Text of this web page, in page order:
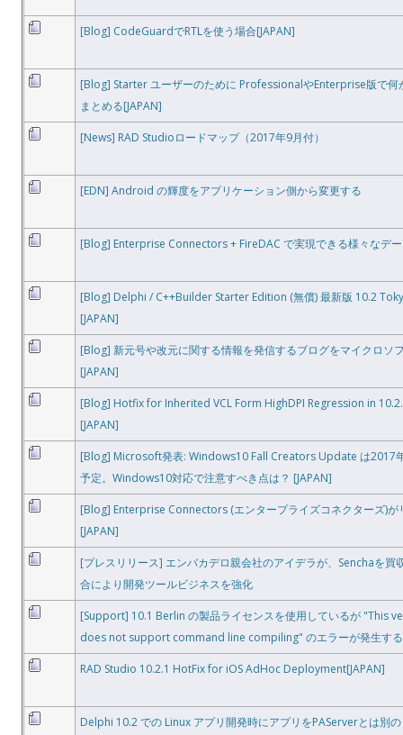
[Blog] CodeGuardでRTLを使う場合[JAPAN]
[Blog] Starter ユーザーのために ProfessionalやEnterprise版で何
まとめる[JAPAN]
[News] RAD Studioロードマップ（2017年9月付）
[EDN] Android の輝度をアプリケーション側から変更する
[Blog] Enterprise Connectors + FireDAC で実現できる様々なデー
[Blog] Delphi / C++Builder Starter Edition (無償) 最新版 10.2
[JAPAN]
[Blog] 新元号や改元に関する情報を発信するブログをマイクロソ
[JAPAN]
[Blog] Hotfix for Inherited VCL Form HighDPI Regression in
[JAPAN]
[Blog] Microsoft発表: Windows10 Fall Creators Update は2017
予定。Windows10対応で注意すべき点は？ [JAPAN]
[Blog] Enterprise Connectors (エンタープライズコネクターズ)が
[JAPAN]
[プレスリリース] エンバカデロ親会社のアイデラが、Senchaを
合により開発ツールビジネスを強化
[Support] 10.1 Berlin の製品ライセンスを使用しているが "This
does not support command line compiling" のエラーが発生する
RAD Studio 10.2.1 HotFix for iOS AdHoc Deployment[JAPAN]
Delphi 10.2 での Linux アプリ開発時にアプリをPAServerとは別